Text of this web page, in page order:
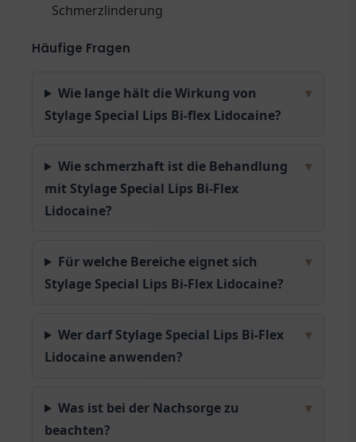
Schmerzlinderung
Häufige Fragen
▾
Wie lange hält die Wirkung von
Stylage Special Lips Bi-flex Lidocaine?
▾
Wie schmerzhaft ist die Behandlung
mit Stylage Special Lips Bi-Flex
Lidocaine?
▾
Für welche Bereiche eignet sich
Stylage Special Lips Bi-Flex Lidocaine?
▾
Wer darf Stylage Special Lips Bi-Flex
Lidocaine anwenden?
▾
Was ist bei der Nachsorge zu
beachten?